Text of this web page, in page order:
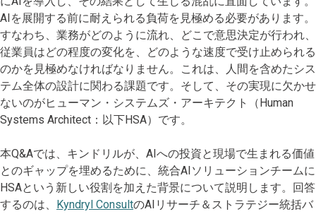
AIを展開する前に耐えられる負荷を見極める必要があります。
すなわち、業務がどのように流れ、どこで意思決定が行われ、
従業員はどの程度の変化を、どのような速度で受け止められる
のかを見極めなければなりません。これは、人間を含めたシス
テム全体の設計に関わる課題です。そして、その実現に欠かせ
ないのがヒューマン・システムズ・アーキテクト（Human
Systems Architect：以下HSA）です。
本Q&Aでは、キンドリルが、AIへの投資と現場で生まれる価値
とのギャップを埋めるために、統合AIソリューションチームに
HSAという新しい役割を加えた背景について説明します。回答
するのは、 Kyndryl ConsultのAIリサーチ＆ストラテジー統括バ